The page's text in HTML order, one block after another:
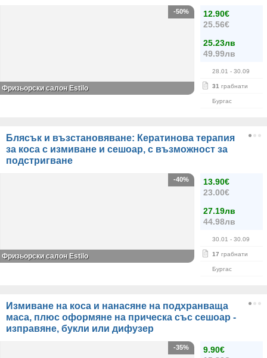
12.90€
25.56€
25.23лв
49.99лв
28.01 - 30.09
31 грабнати
Бургас
-50%
Фризьорски салон Estilo
Блясък и възстановяване: Кератинова терапия
за коса с измиване и сешоар, с възможност за
подстригване
13.90€
23.00€
27.19лв
44.98лв
30.01 - 30.09
17 грабнати
Бургас
-40%
Фризьорски салон Estilo
Измиване на коса и нанасяне на подхранваща
маса, плюс оформяне на прическа със сешоар -
изправяне, букли или дифузер
9.90€
-35%